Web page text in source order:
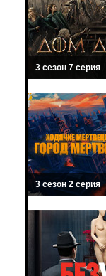
3 сезон 7 серия
3 сезон 2 серия